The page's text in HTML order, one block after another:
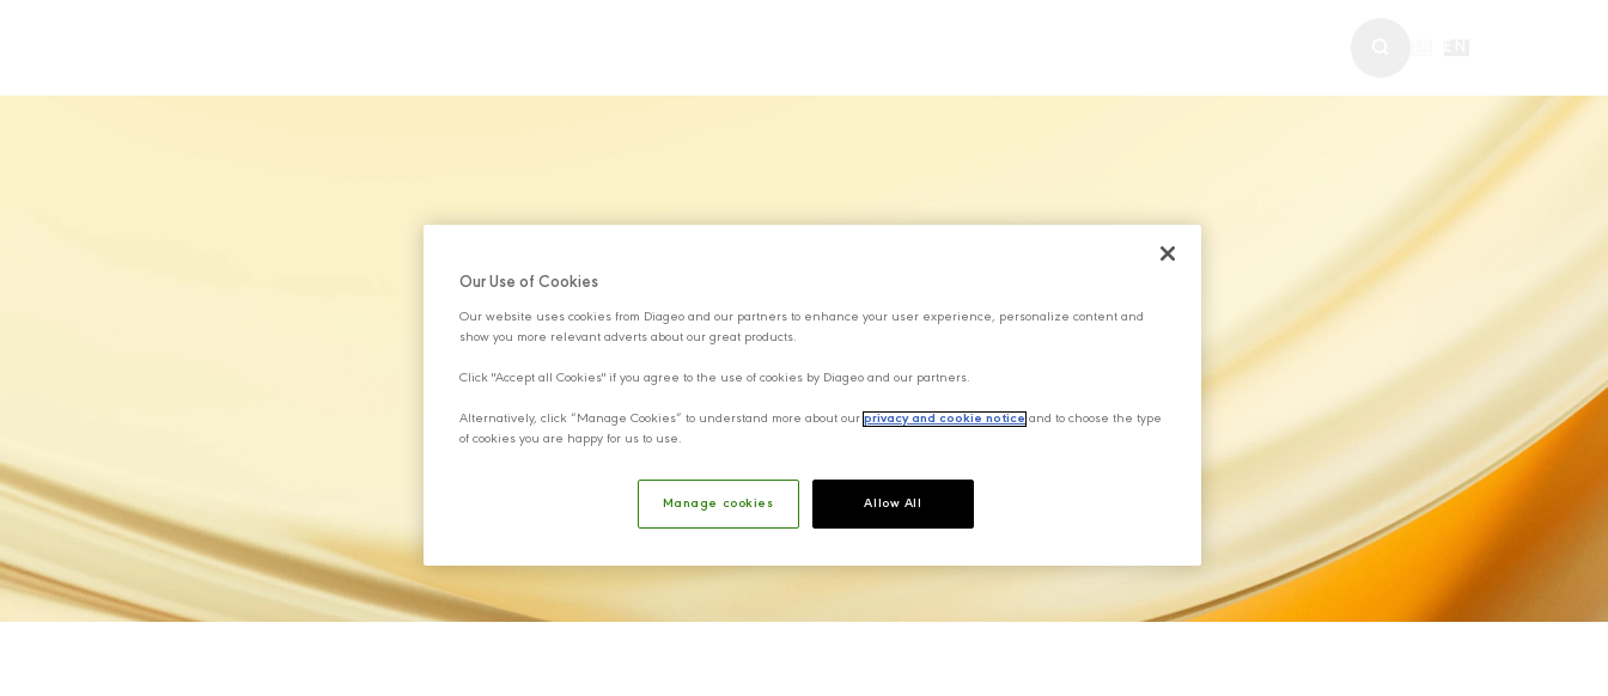
Our Use of Cookies
Our website uses cookies from Diageo and our partners to enhance your user experience, personalize content and
show you more relevant adverts about our great products.
Click "Accept all Cookies" if you agree to the use of cookies by Diageo and our partners.
Alternatively, click “Manage Cookies” to understand more about our privacy and cookie notice and to choose the type
of cookies you are happy for us to use.
Manage cookies Allow All